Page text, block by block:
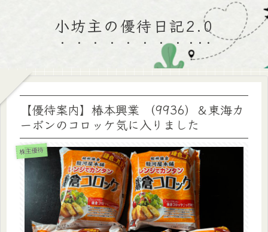
小坊主の優待日記2.0
【優待案内】椿本興業 （9936）＆東海カ
ーボンのコロッケ気に入りました
株主優待